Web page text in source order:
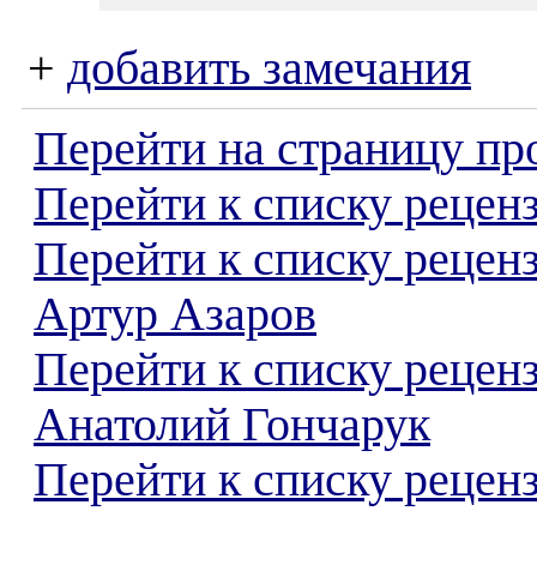
+ добавить замечания
Перейти на страницу
Перейти к списку
Перейти к списку
Артур Азаров
Перейти к списку
Анатолий Гончарук
Перейти к списку